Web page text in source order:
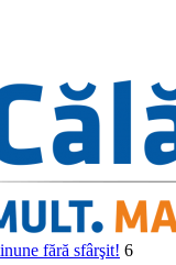
fără sfârşit! 6